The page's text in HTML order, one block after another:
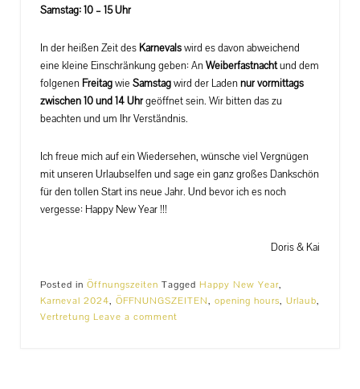
Samstag: 10 – 15 Uhr
In der heißen Zeit des Karnevalswird es davon abweichend
eine kleine Einschränkung geben: AnWeiberfastnachtund dem
folgenen Freitagwie Samstagwird der Ladennur vormittags
zwischen 10 und 14 Uhrgeöffnet sein. Wir bitten das zu
beachten und um Ihr Verständnis.
Ich freue mich auf ein Wiedersehen, wünsche viel Vergnügen
mit unseren Urlaubselfen und sage ein ganz großes Dankschön
für den tollen Start ins neue Jahr. Und bevor ich es noch
vergesse: Happy New Year !!!
Doris & Kai
Posted in Öffnungszeiten Tagged Happy New Year,
Karneval 2024, ÖFFNUNGSZEITEN, opening hours, Urlaub,
Vertretung Leave a comment